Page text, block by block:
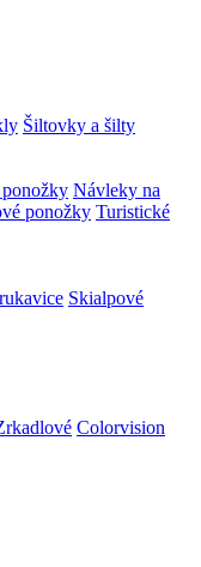
Šiltovky a šilty
Návleky na
ponožky Turistické
Skialpové
Colorvision